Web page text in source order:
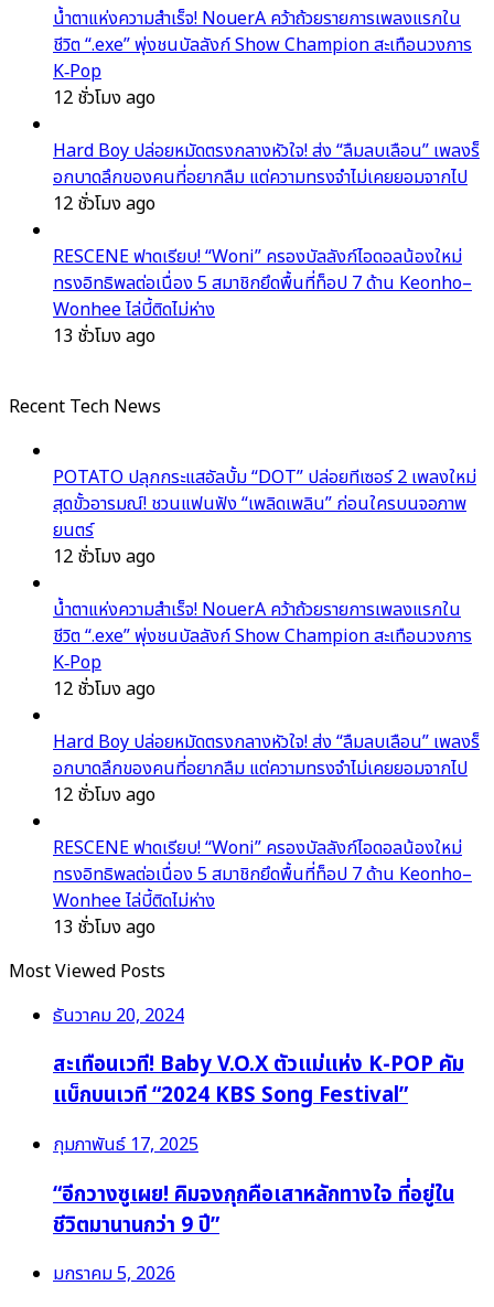
น้ำตาแห่งความสำเร็จ! NouerA คว้าถ้วยรายการเพลงแรกใน
ชีวิต “.exe” พุ่งชนบัลลังก์ Show Champion สะเทือนวงการ
K‑Pop
12 ชั่วโมง ago
Hard Boy ปล่อยหมัดตรงกลางหัวใจ! ส่ง “ลืมลบเลือน” เพลงร็
อกบาดลึกของคนที่อยากลืม แต่ความทรงจำไม่เคยยอมจากไป
12 ชั่วโมง ago
RESCENE ฟาดเรียบ! “Woni” ครองบัลลังก์ไอดอลน้องใหม่
ทรงอิทธิพลต่อเนื่อง 5 สมาชิกยึดพื้นที่ท็อป 7 ด้าน Keonho–
Wonhee ไล่บี้ติดไม่ห่าง
13 ชั่วโมง ago
Recent Tech News
POTATO ปลุกกระแสอัลบั้ม “DOT” ปล่อยทีเซอร์ 2 เพลงใหม่
สุดขั้วอารมณ์! ชวนแฟนฟัง “เพลิดเพลิน” ก่อนใครบนจอภาพ
ยนตร์
12 ชั่วโมง ago
น้ำตาแห่งความสำเร็จ! NouerA คว้าถ้วยรายการเพลงแรกใน
ชีวิต “.exe” พุ่งชนบัลลังก์ Show Champion สะเทือนวงการ
K‑Pop
12 ชั่วโมง ago
Hard Boy ปล่อยหมัดตรงกลางหัวใจ! ส่ง “ลืมลบเลือน” เพลงร็
อกบาดลึกของคนที่อยากลืม แต่ความทรงจำไม่เคยยอมจากไป
12 ชั่วโมง ago
RESCENE ฟาดเรียบ! “Woni” ครองบัลลังก์ไอดอลน้องใหม่
ทรงอิทธิพลต่อเนื่อง 5 สมาชิกยึดพื้นที่ท็อป 7 ด้าน Keonho–
Wonhee ไล่บี้ติดไม่ห่าง
13 ชั่วโมง ago
Most Viewed Posts
ธันวาคม 20, 2024
สะเทือนเวที! Baby V.O.X ตัวแม่แห่ง K-POP คัม
แบ็กบนเวที “2024 KBS Song Festival”
กุมภาพันธ์ 17, 2025
“อีกวางซูเผย! คิมจงกุกคือเสาหลักทางใจ ที่อยู่ใน
ชีวิตมานานกว่า 9 ปี”
มกราคม 5, 2026